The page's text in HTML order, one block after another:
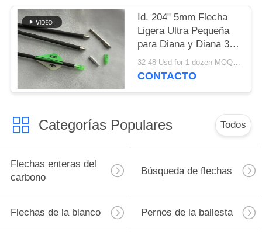
Id. 204" 5mm Flecha
Ligera Ultra Pequeña
para Diana y Diana 3D
Spine
250/300/350/400/500/600/
32-48 Usd for 1 dozen MOQ:2 docenas
CONTACTO
Categorías Populares Todos
Flechas enteras del
carbono
Búsqueda de flechas
Flechas de la blanco Pernos de la ballesta